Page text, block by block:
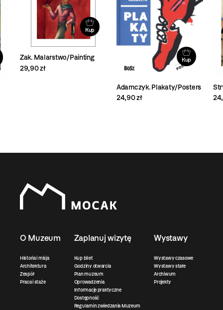
Kup
Zak. Malarstwo/Painting
29,90 zł
Kup
Adamczyk. Plakaty/Posters
24,90 zł
O Muzeum
Historia i misja
Architektura
Zespół
Praca i staże
Zaplanuj wizytę
Kup bilet
Godziny otwarcia
Plan muzeum
Oprowadzenia
Informacje praktyczne
Dostępność
Regulamin zwiedzania Muzeum
Wystawy
Wystawy czasowe
Wystawy stałe
Archiwum
Projekty